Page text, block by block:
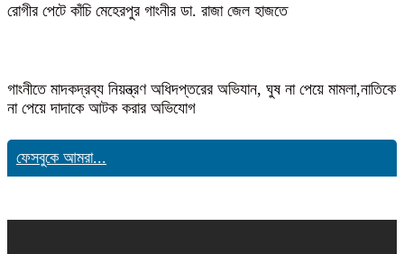
রোগীর পেটে কাঁচি মেহেরপুর গাংনীর ডা. রাজা জেল হাজতে
গাংনীতে মাদকদ্রব্য নিয়ন্ত্রণ অধিদপ্তরের অভিযান, ঘুষ না পেয়ে মামলা,নাতিকে
না পেয়ে দাদাকে আটক করার অভিযোগ
ফেসবুকে আমরা...